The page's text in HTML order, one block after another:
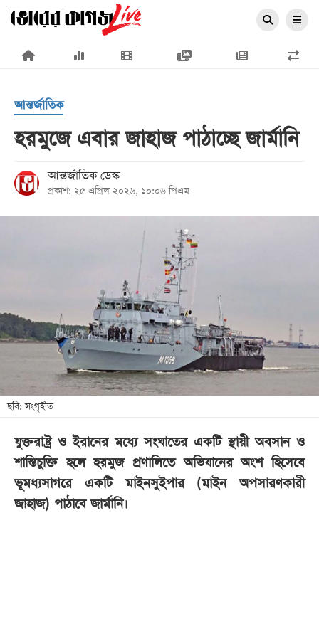
×
প্রচ্ছদ
খেলা
লাইফ
স্টাইল
তথ্যপ্রযুক্তি
সব
বিভাগ
আন্তর্জাতিক
হরমুজে এবার জাহাজ পাঠাচ্ছে জার্মানি
আন্তর্জাতিক ডেস্ক
প্রকাশ: ২৫ এপ্রিল ২০২৬, ১০:০৬ পিএম
ছবি: সংগৃহীত
যুক্তরাষ্ট্র ও ইরানের মধ্যে সংঘাতের একটি স্থায়ী অবসান ও
শান্তিচুক্তি হলে হরমুজ প্রণালিতে অভিযানের অংশ হিসেবে
ভূমধ্যসাগরে একটি মাইনসুইপার (মাইন অপসারণকারী
জাহাজ) পাঠাবে জার্মানি।